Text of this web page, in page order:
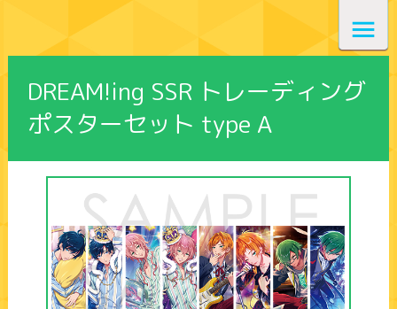
DREAM!ing SSR トレーディング
ポスターセット type A